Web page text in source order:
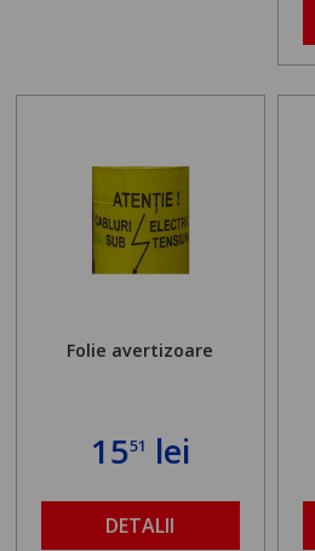
Folie avertizoare
1551 lei
DETALII